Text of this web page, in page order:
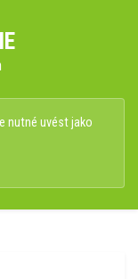
nutné uvést jako